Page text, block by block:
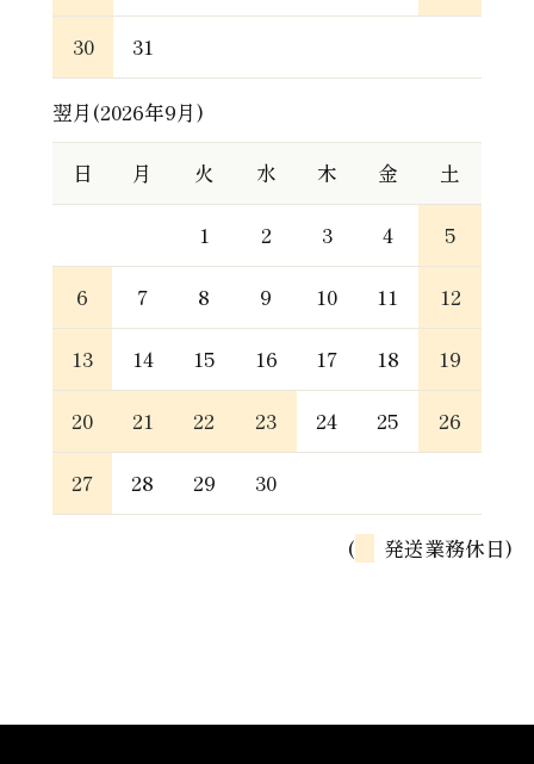
30 31
翌月(2026年9月)
日 月 火 水 木 金 土
1 2 3 4 5
6 7 8 9 10 11 12
13 14 15 16 17 18 19
20 21 22 23 24 25 26
27 28 29 30
( 発送業務休日)